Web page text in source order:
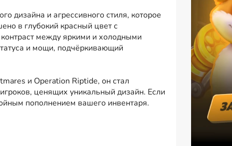
дизайна и агрессивного стиля, которое
в глубокий красный цвет с
между яркими и холодными
и мощи, подчёркивающий
и Operation Riptide, он стал
ценящих уникальный дизайн. Если
пополнением вашего инвентаря.